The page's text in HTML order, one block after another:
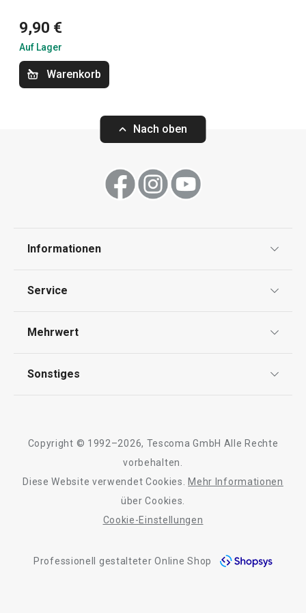
23,90 €
Warenkorb
9,90 €
Auf Lager
Warenkorb
Nach oben
Informationen
Impressum
Service
Kontaktformular
Mehrwert
Qualität
Sonstiges
Barrierefreiheit
Copyright © 1992–2026, Tescoma GmbH Alle Rechte
vorbehalten.
Diese Website verwendet Cookies.
Mehr Informationen
über Cookies.
Cookie-Einstellungen
Professionell gestalteter Online Shop